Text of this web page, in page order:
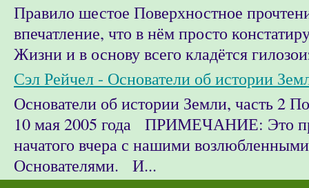
Правило шестое Поверхностное
впечатление, что в нём просто
Жизни и в основу всего кладётся
Сэл Рейчел - Основатели об истории
Основатели об истории Земли, часть 2
10 мая 2005 года ПРИМЕЧАНИЕ: Это
начатого вчера с нашими
Основателями. И...